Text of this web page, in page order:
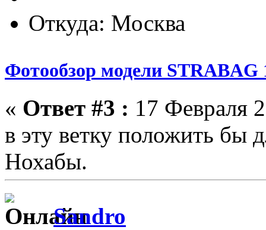
Откуда: Москва
Фотообзор модели STRABAG
« Ответ #3 : 17 Февраля
в эту ветку положить бы
Нохабы.
Sandro